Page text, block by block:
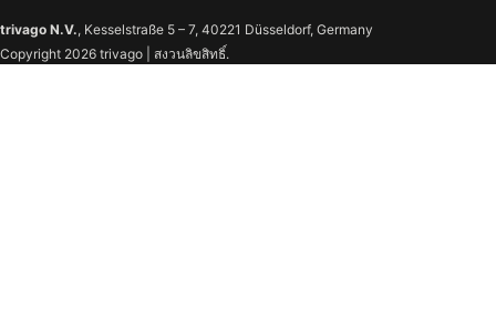
trivago N.V., Kesselstraße 5 – 7, 40221 Düsseldorf, Germany
Copyright 2026 trivago | สงวนลิขสิทธิ์.